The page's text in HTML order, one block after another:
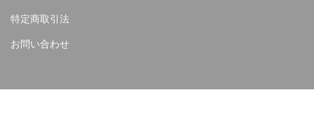
特定商取引法
お問い合わせ